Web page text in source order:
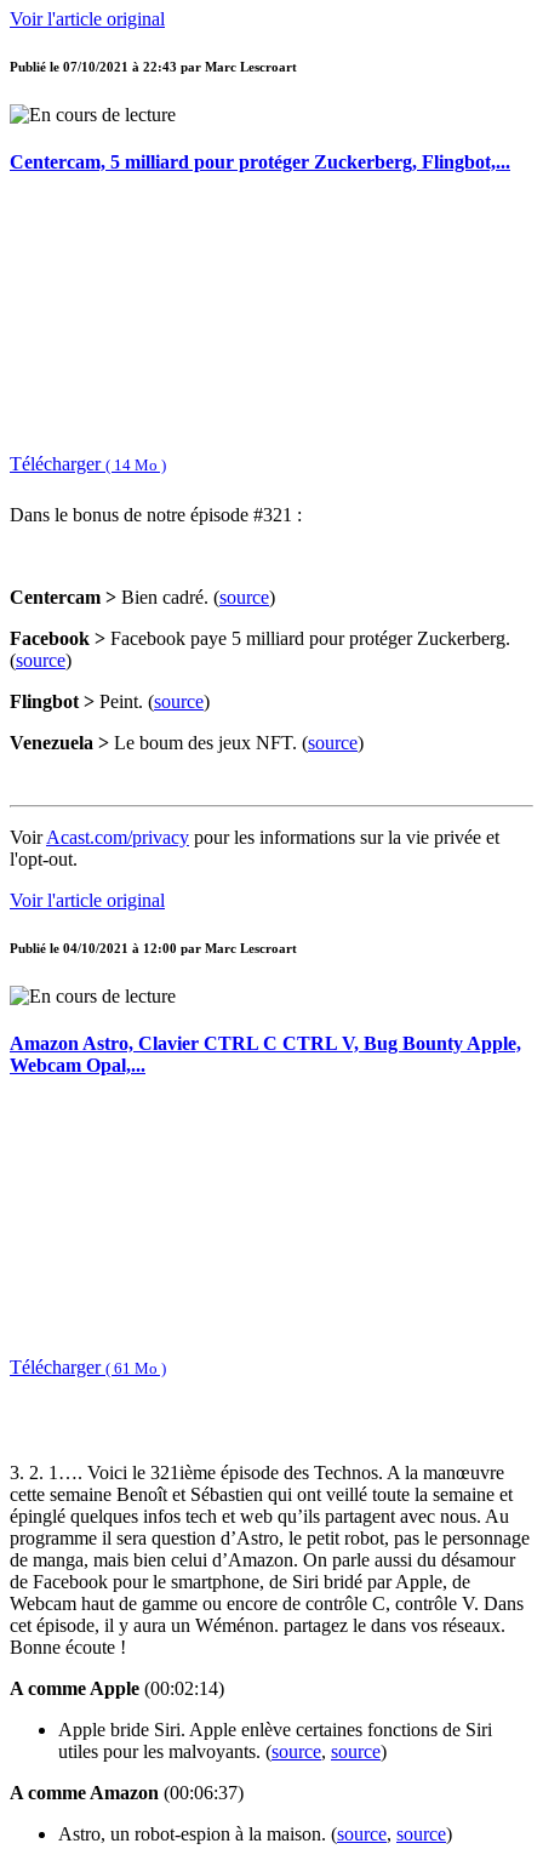
Voir l'article original
Publié le 07/10/2021 à 22:43 par Marc Lescroart
Centercam, 5 milliard pour protéger Zuckerberg, Flingbot,...
Télécharger ( 14 Mo )
Dans le bonus de notre épisode #321 :
Centercam > Bien cadré. (source)
Facebook > Facebook paye 5 milliard pour protéger Zuckerberg.
(source)
Flingbot > Peint. (source)
Venezuela > Le boum des jeux NFT. (source)
VoirAcast.com/privacy pour les informations sur la vie privée et
l'opt-out.
Voir l'article original
Publié le 04/10/2021 à 12:00 par Marc Lescroart
Amazon Astro, Clavier CTRL C CTRL V, Bug Bounty Apple,
Webcam Opal,...
Télécharger ( 61 Mo )
3. 2. 1…. Voici le 321ième épisode des Technos. A la manœuvre
cette semaine Benoît et Sébastien qui ont veillé toute la semaine et
épinglé quelques infos tech et web qu’ils partagent avec nous. Au
programme il sera question d’Astro, le petit robot, pas le personnage
de manga, mais bien celui d’Amazon. On parle aussi du désamour
de Facebook pour le smartphone, de Siri bridé par Apple, de
Webcam haut de gamme ou encore de contrôle C, contrôle V. Dans
cet épisode, il y aura un Wéménon. partagez le dans vos réseaux.
Bonne écoute !
A comme Apple (00:02:14)
Apple bride Siri. Apple enlève certaines fonctions de Siri
utiles pour les malvoyants. (source, source)
A comme Amazon (00:06:37)
Astro, un robot-espion à la maison. (source, source)